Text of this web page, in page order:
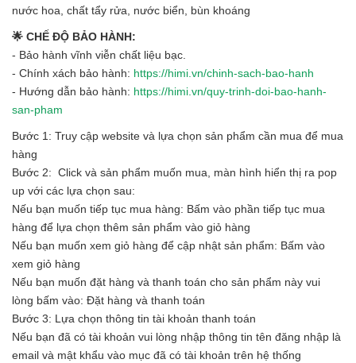
nước hoa, chất tẩy rửa, nước biển, bùn khoáng
🌟 CHẾ ĐỘ BẢO HÀNH:
- Bảo hành vĩnh viễn chất liệu bạc.
- Chính xách bảo hành: https://himi.vn/chinh-sach-bao-hanh
- Hướng dẫn bảo hành: https://himi.vn/quy-trinh-doi-bao-hanh-
san-pham
Bước 1: Truy cập website và lựa chọn sản phẩm cần mua để mua
hàng
Bước 2: Click và sản phẩm muốn mua, màn hình hiển thị ra pop
up với các lựa chọn sau:
Nếu bạn muốn tiếp tục mua hàng: Bấm vào phần tiếp tục mua
hàng để lựa chọn thêm sản phẩm vào giỏ hàng
Nếu bạn muốn xem giỏ hàng để cập nhật sản phẩm: Bấm vào
xem giỏ hàng
Nếu bạn muốn đặt hàng và thanh toán cho sản phẩm này vui
lòng bấm vào: Đặt hàng và thanh toán
Bước 3: Lựa chọn thông tin tài khoản thanh toán
Nếu bạn đã có tài khoản vui lòng nhập thông tin tên đăng nhập là
email và mật khẩu vào mục đã có tài khoản trên hệ thống